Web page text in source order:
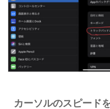
カーソルのスピード